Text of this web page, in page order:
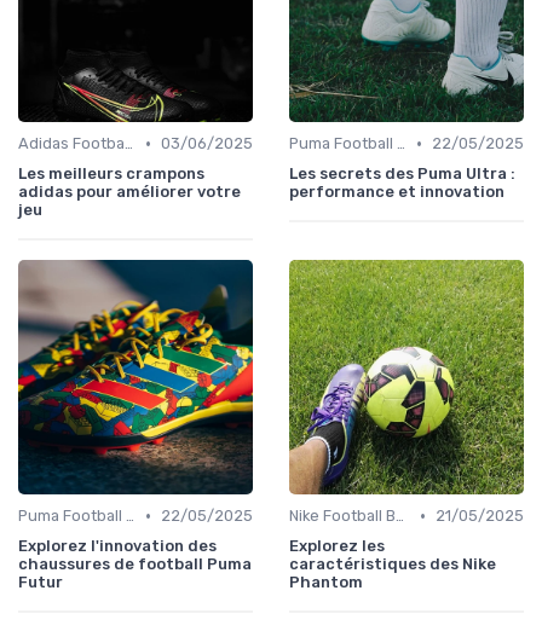
Adidas Football Boots • 03/06/2025
Les meilleurs crampons
adidas pour améliorer votre
jeu
Puma Football Boots •
22/05/2025
Les secrets des Puma Ultra :
performance et innovation
Puma Football Boots •
22/05/2025
Explorez l'innovation des
chaussures de football Puma
Futur
Nike Football Boots •
21/05/2025
Explorez les
caractéristiques des Nike
Phantom